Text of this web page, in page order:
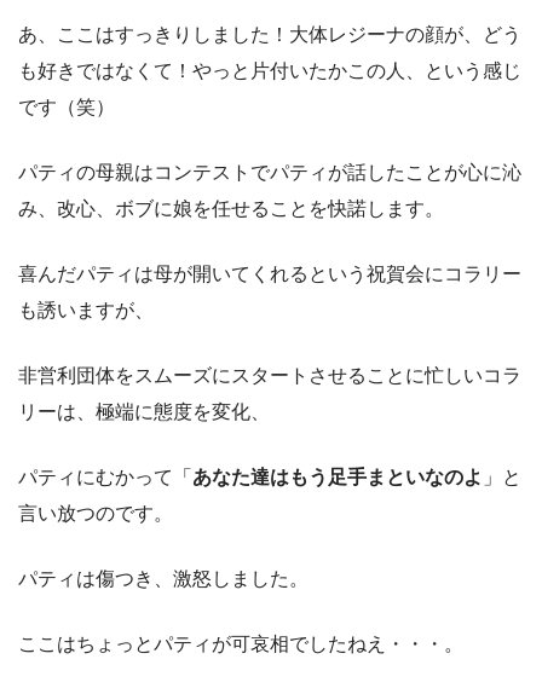
あ、ここはすっきりしました！大体レジーナの顔が、どう
も好きではなくて！やっと片付いたかこの人、という感じ
です（笑）
パティの母親はコンテストでパティが話したことが心に沁
み、改心、ボブに娘を任せることを快諾します。
喜んだパティは母が開いてくれるという祝賀会にコラリー
も誘いますが、
非営利団体をスムーズにスタートさせることに忙しいコラ
リーは、極端に態度を変化、
パティにむかって「 あなた達はもう足手まといなのよ 」と
言い放つのです。
パティは傷つき、激怒しました。
ここはちょっとパティが可哀相でしたねえ・・・。